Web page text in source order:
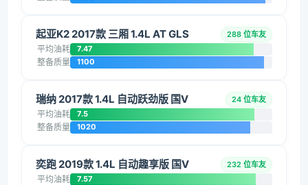
起亚K2 2017款 三厢 1.4L AT GLS 288 位车友
平均油耗 7.47
整备质量 1100
瑞纳 2017款 1.4L 自动跃劲版 国V 24 位车友
平均油耗 7.5
整备质量 1020
奕跑 2019款 1.4L 自动趣享版 国V 232 位车友
平均油耗 7.57